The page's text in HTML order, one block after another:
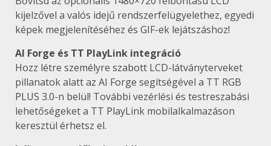
kijelzővel a valós idejű rendszerfelügyelethez, egyedi
képek megjelenítéséhez és GIF-ek lejátszáshoz!
AI Forge és TT PlayLink integráció
Hozz létre személyre szabott LCD-látványterveket
pillanatok alatt az AI Forge segítségével a TT RGB
PLUS 3.0-n belül! További vezérlési és testreszabási
lehetőségeket a TT PlayLink mobilalkalmazáson
keresztül érhetsz el.